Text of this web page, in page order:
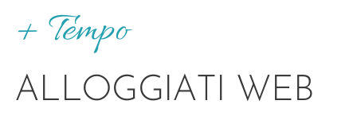
+ Tempo
ALLOGGIATI WEB